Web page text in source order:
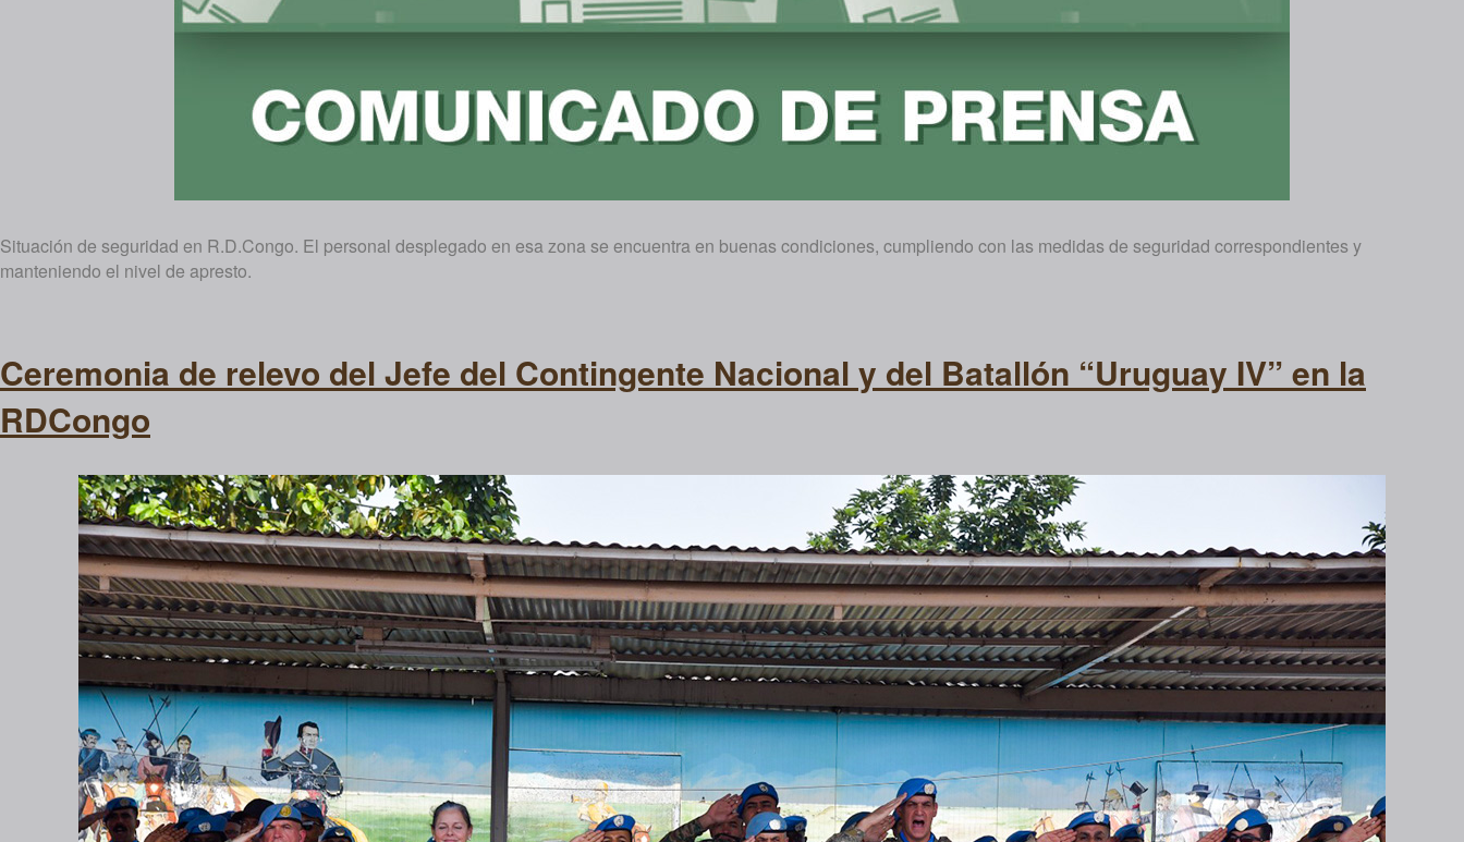
Situación de seguridad en R.D.Congo. El personal desplegado en esa zona se encuentra en buenas condiciones, cumpliendo con las medidas de seguridad correspondientes y
manteniendo el nivel de apresto.
Ceremonia de relevo del Jefe del Contingente Nacional y del Batallón “Uruguay IV” en la
RDCongo